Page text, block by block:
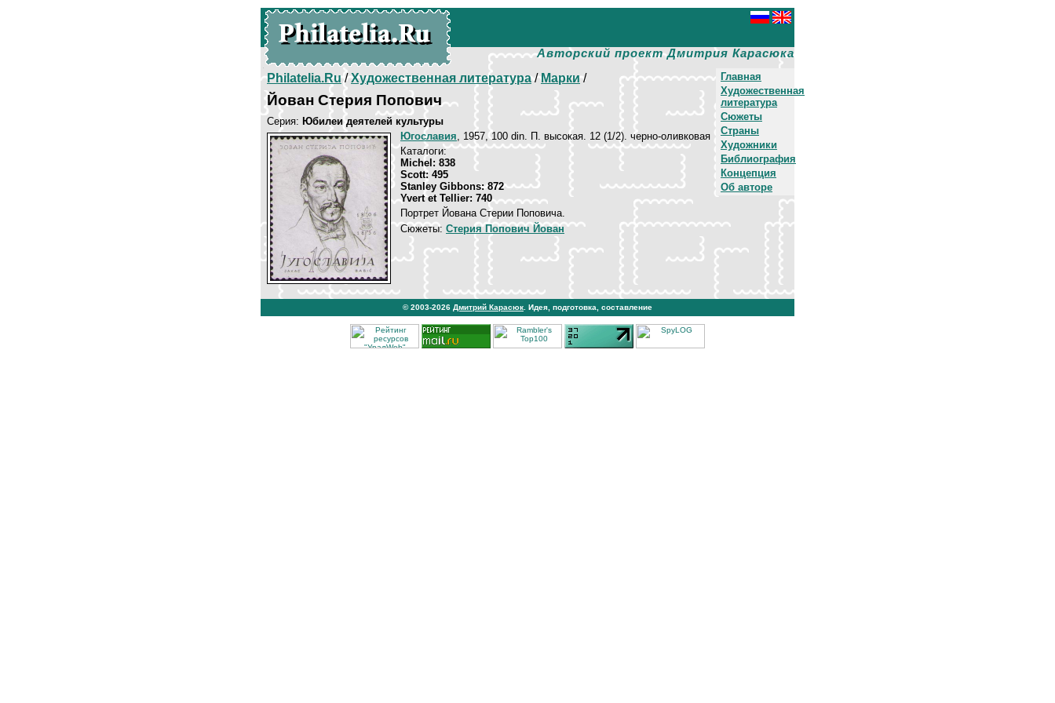
Авторский проект Дмитрия Карасюка
Главная
Художественная
литература
Сюжеты
Страны
Художники
Библиография
Концепция
Об авторе
Philatelia.Ru/Художественная литература/Марки/
Йован Стерия Попович
Серия: Юбилеи деятелей культуры
Югославия, 1957, 100 din. П. высокая. 12 (1/2). черно-оливковая
Каталоги:
Michel: 838
Scott: 495
Stanley Gibbons: 872
Yvert et Tellier: 740
Портрет Йована Стерии Поповича.
Сюжеты: Стерия Попович Йован
© 2003-2026 Дмитрий Карасюк . Идея, подготовка, составление